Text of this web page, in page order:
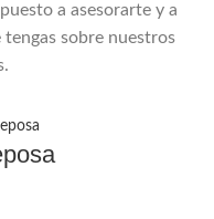
a asesorarte y a
sobre nuestros